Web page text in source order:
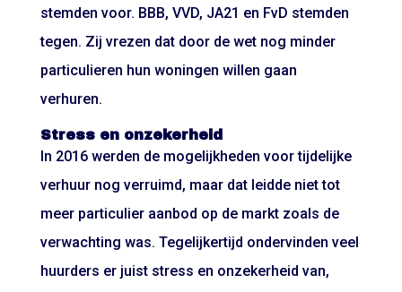
stemden voor. BBB, VVD, JA21 en FvD stemden
tegen. Zij vrezen dat door de wet nog minder
particulieren hun woningen willen gaan
verhuren.
Stress en onzekerheid
In 2016 werden de mogelijkheden voor tijdelijke
verhuur nog verruimd, maar dat leidde niet tot
meer particulier aanbod op de markt zoals de
verwachting was. Tegelijkertijd ondervinden veel
huurders er juist stress en onzekerheid van,